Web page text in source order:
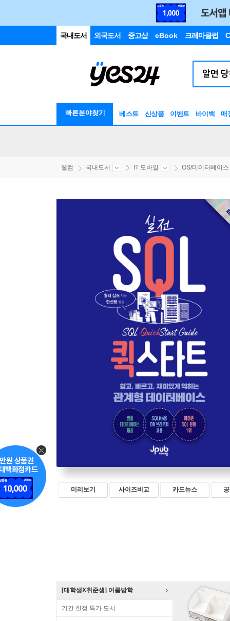
국내도서 외국도서 중고샵 eBook 크레마클럽
빠른분야찾기 베스트 신상품 이벤트 바이백 매
웰컴 국내도서 IT 모바일 OS/데이터베이스
미리보기 사이즈비교 카드뉴스
[대학생X취준생] 여름방학
기간 한정 특가 도서